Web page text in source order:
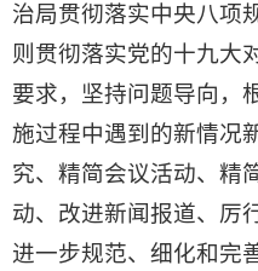
治局贯彻落实中央八项
则贯彻落实党的十九大
要求，坚持问题导向，
施过程中遇到的新情况
究、精简会议活动、精
动、改进新闻报道、厉
进一步规范、细化和完